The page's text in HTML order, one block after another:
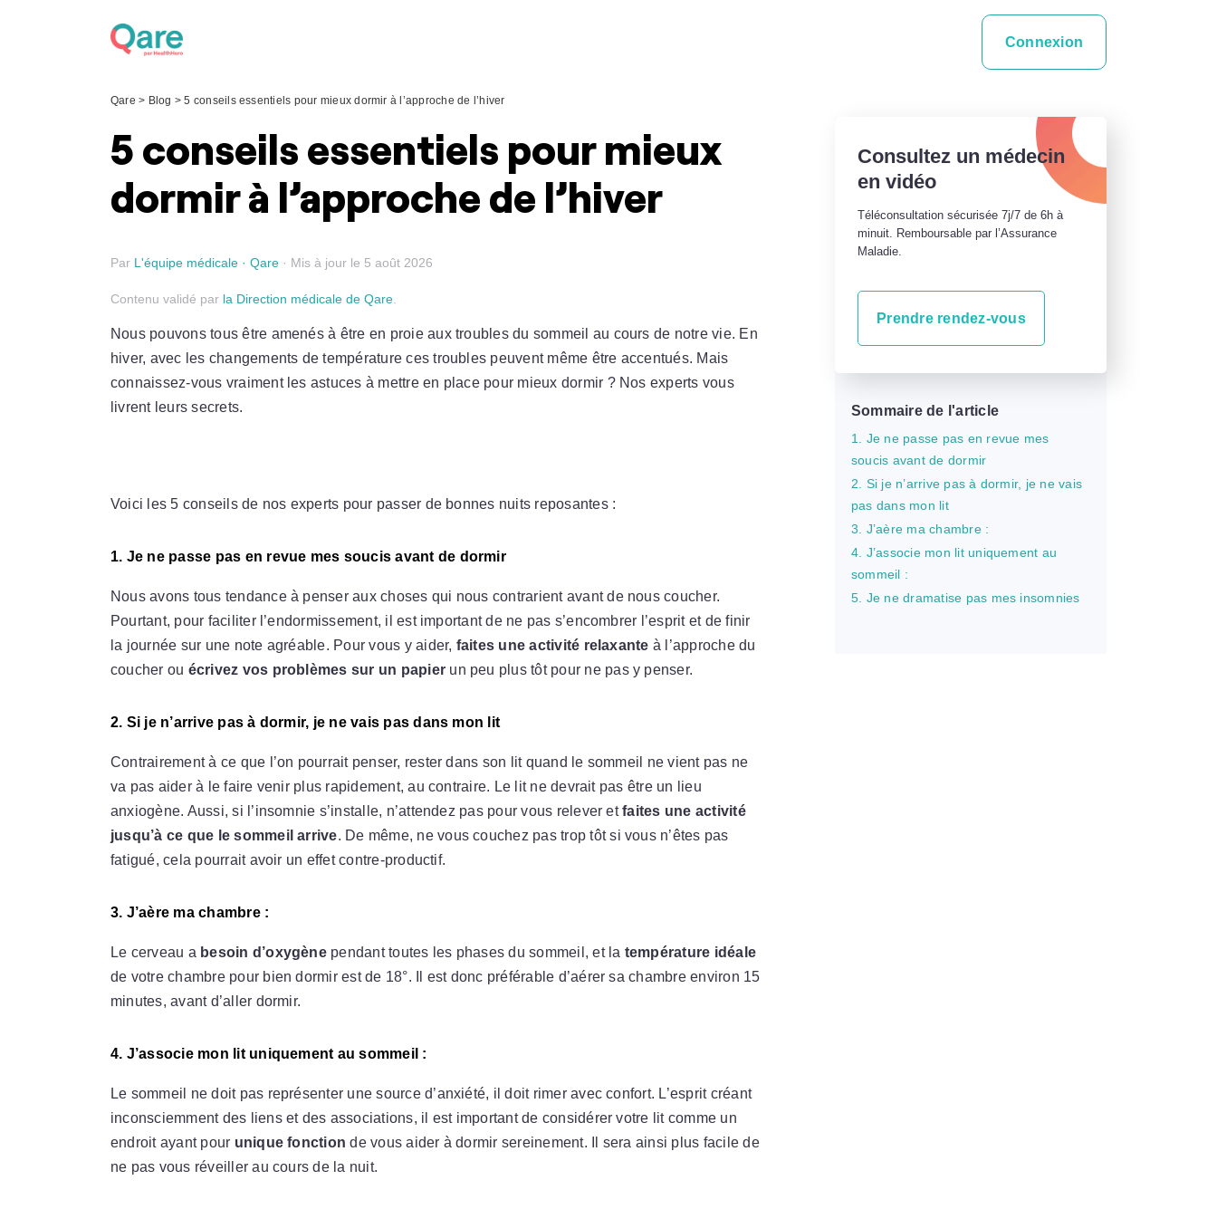
Connexion
Qare > Blog >5 conseils essentiels pour mieux dormir à l’approche de l’hiver
5 conseils essentiels pour mieux
dormir à l’approche de l’hiver
Par L'équipe médicale · Qare· Mis à jour le 5 août 2026
Contenu validé par la Direction médicale de Qare.
Nous pouvons tous être amenés à être en proie aux troubles du sommeil au cours de notre vie. En
hiver, avec les changements de température ces troubles peuvent même être accentués. Mais
connaissez-vous vraiment les astuces à mettre en place pour mieux dormir ? Nos experts vous
livrent leurs secrets.
Voici les 5 conseils de nos experts pour passer de bonnes nuits reposantes :
1. Je ne passe pas en revue mes soucis avant de dormir
Nous avons tous tendance à penser aux choses qui nous contrarient avant de nous coucher.
Pourtant, pour faciliter l’endormissement, il est important de ne pas s’encombrer l’esprit et de finir
la journée sur une note agréable. Pour vous y aider, faites une activité relaxante à l’approche du
coucher ou écrivez vos problèmes sur un papier un peu plus tôt pour ne pas y penser.
2. Si je n’arrive pas à dormir, je ne vais pas dans mon lit
Contrairement à ce que l’on pourrait penser, rester dans son lit quand le sommeil ne vient pas ne
va pas aider à le faire venir plus rapidement, au contraire. Le lit ne devrait pas être un lieu
anxiogène. Aussi, si l’insomnie s’installe, n’attendez pas pour vous relever etfaites une activité
jusqu’à ce que le sommeil arrive. De même, ne vous couchez pas trop tôt si vous n’êtes pas
fatigué, cela pourrait avoir un effet contre-productif.
3. J’aère ma chambre :
Le cerveau a besoin d’oxygènependant toutes les phases du sommeil, et la température idéale
de votre chambre pour bien dormir est de 18°. Il est donc préférable d’aérer sa chambre environ 15
minutes, avant d’aller dormir.
4. J’associe mon lit uniquement au sommeil :
Le sommeil ne doit pas représenter une source d’anxiété, il doit rimer avec confort. L’esprit créant
inconsciemment des liens et des associations, il est important de considérer votre lit comme un
endroit ayant pour unique fonction de vous aider à dormir sereinement. Il sera ainsi plus facile de
ne pas vous réveiller au cours de la nuit.
Consultez un médecin
en vidéo
Téléconsultation sécurisée 7j/7 de 6h à
minuit. Remboursable par l’Assurance
Maladie.
Prendre rendez-vous
Sommaire de l'article
1. Je ne passe pas en revue mes
soucis avant de dormir
2. Si je n’arrive pas à dormir, je ne vais
pas dans mon lit
3. J’aère ma chambre :
4. J’associe mon lit uniquement au
sommeil :
5. Je ne dramatise pas mes insomnies